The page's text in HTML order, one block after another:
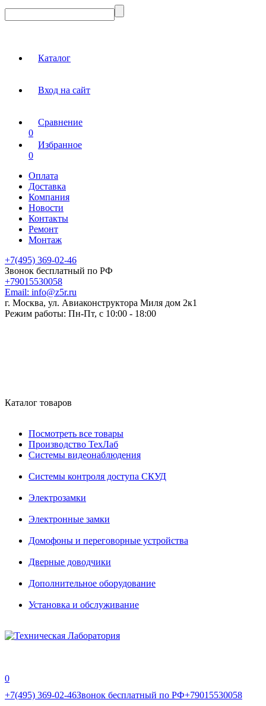
Каталог
Вход на сайт
Сравнение
0
Избранное
0
Оплата
Доставка
Компания
Новости
Контакты
Ремонт
Монтаж
+7(495) 369-02-46
Звонок бесплатный по РФ
+79015530058
Email: info@z5r.ru
г. Москва, ул. Авиаконструктора Миля дом 2к1
Режим работы: Пн-Пт, с 10:00 - 18:00
Каталог товаров
Посмотреть все товары
Производство ТехЛаб
Системы видеонаблюдения
Системы контроля доступа СКУД
Электрозамки
Электронные замки
Домофоны и переговорные устройства
Дверные доводчики
Дополнительное оборудование
Установка и обслуживание
0
+7(495) 369-02-46Звонок бесплатный по РФ+79015530058